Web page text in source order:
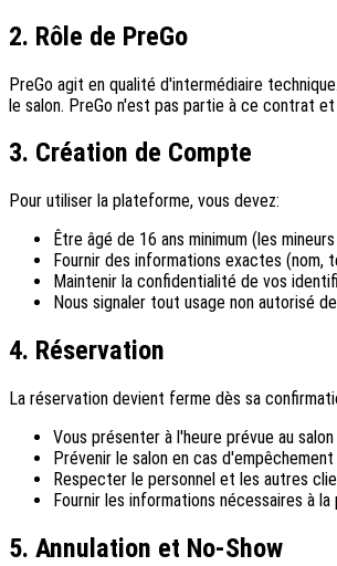
2. Rôle de PreGo
PreGo agit en qualité d'intermédiaire
le salon. PreGo n'est pas partie à ce contrat
3. Création de Compte
Pour utiliser la plateforme, vous devez:
Être âgé de 16 ans minimum (les
Fournir des informations exactes (nom,
Maintenir la confidentialité de vos
Nous signaler tout usage non autorisé
4. Réservation
La réservation devient ferme dès sa
Vous présenter à l'heure prévue au
Prévenir le salon en cas
Respecter le personnel et les autres
Fournir les informations nécessaires à
5. Annulation et No-Show